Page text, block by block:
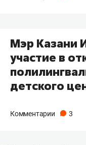
Мэр Казани
участие в
детского
Комментарии 3